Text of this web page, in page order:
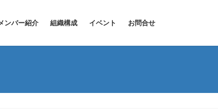
ンバー紹介 組織構成 イベント お問合せ